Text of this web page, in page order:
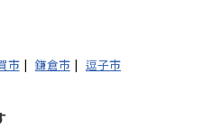
市 鎌倉市 逗子市